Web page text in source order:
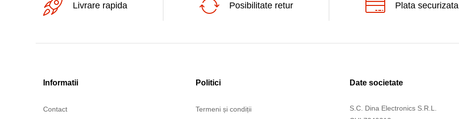
Livrare rapida Posibilitate retur Plata securizata
Informatii
Contact
Politici
Termeni și condiții
Date societate
S.C. Dina Electronics S.R.L.